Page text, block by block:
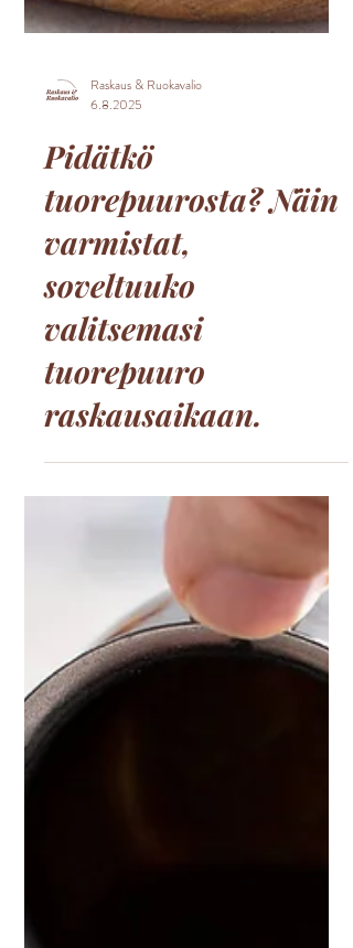
Raskaus & Ruokavalio
6.8.2025
Pidätkö
tuorepuurosta? Näin
varmistat,
soveltuuko
valitsemasi
tuorepuuro
raskausaikaan.